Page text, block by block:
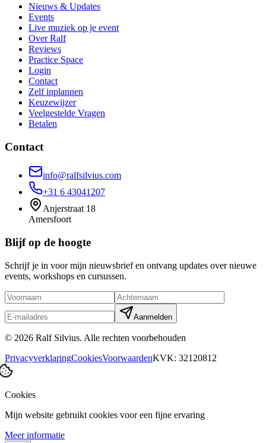
Nieuws & Updates
Events
Live muziek op je event
Over Ralf
Reviews
Practice Space
Login
Contact
Zelf inplannen
Keuzewijzer
Veelgestelde Vragen
Betalen
Contact
info@ralfsilvius.com
+31 6 43041207
Anjerstraat 18
Amersfoort
Blijf op de hoogte
Schrijf je in voor mijn nieuwsbrief en ontvang updates over nieuwe
events, workshops en cursussen.
Aanmelden
© 2026 Ralf Silvius. Alle rechten voorbehouden
PrivacyverklaringCookiesVoorwaardenKVK: 32120812
Cookies
Mijn website gebruikt cookies voor een fijne ervaring
Meer informatie